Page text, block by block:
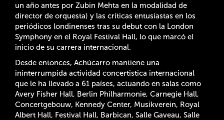
un año antes por Zubin Mehta en la modalidad de
director de orquesta) y las críticas entusiastas en los
periódicos londinenses tras su debut con la London
Symphony en el Royal Festival Hall, lo que marcó el
inicio de su carrera internacional.
Desde entonces, Achúcarro mantiene una
ininterrumpida actividad concertistica internacional
que le ha llevado a 61 países, actuando en salas como
Avery Fisher Hall, Berlin Philharmonie, Carnegie Hall,
Concertgebouw, Kennedy Center, Musikverein, Royal
Albert Hall, Festival Hall, Barbican, Salle Gaveau, Salle